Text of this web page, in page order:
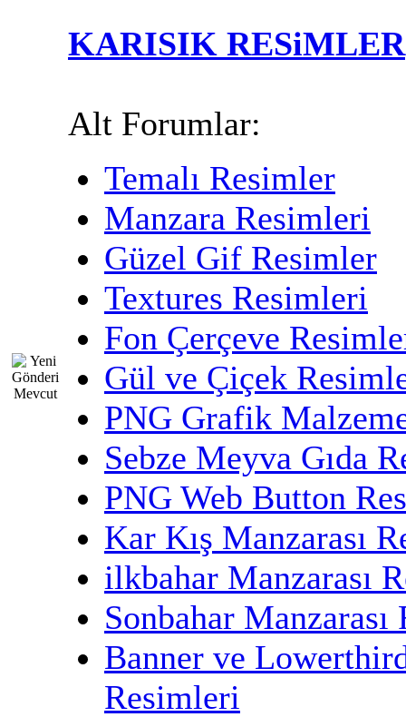
KARISIK RESiMLER
Alt Forumlar:
Temalı Resimler
Manzara Resimleri
Güzel Gif Resimler
Textures Resimleri
Fon Çerçeve
Gül ve Çiçek
PNG Grafik
Sebze Meyva Gıda
PNG Web Button
Kar Kış Manzarası
ilkbahar Manzarası
Sonbahar
Banner ve
Resimleri